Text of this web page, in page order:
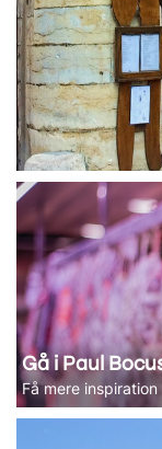
Gå i Paul
Få mere inspiration